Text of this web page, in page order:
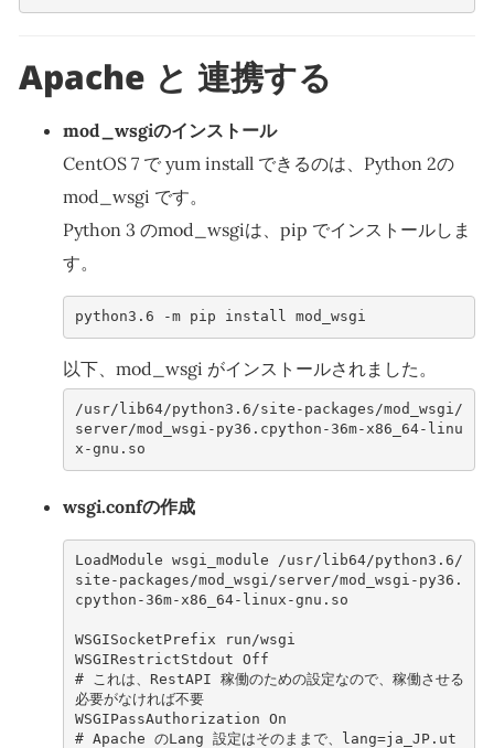
Apache と 連携する
mod_wsgiのインストール
CentOS 7 で yum install できるのは、Python 2の
mod_wsgi です。
Python 3 のmod_wsgiは、pip でインストールしま
す。
python3.6 -m pip install mod_wsgi
以下、mod_wsgi がインストールされました。
/usr/lib64/python3.6/site-packages/mod_wsgi/
server/mod_wsgi-py36.cpython-36m-x86_64-linu
x-gnu.so
wsgi.confの作成
LoadModule wsgi_module /usr/lib64/python3.6/
site-packages/mod_wsgi/server/mod_wsgi-py36.
cpython-36m-x86_64-linux-gnu.so
WSGISocketPrefix run/wsgi
WSGIRestrictStdout Off
# これは、RestAPI 稼働のための設定なので、稼働させる
必要がなければ不要
WSGIPassAuthorization On
# Apache のLang 設定はそのままで、lang=ja_JP.ut